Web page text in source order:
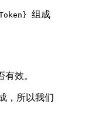
组成
效。
，所以我们